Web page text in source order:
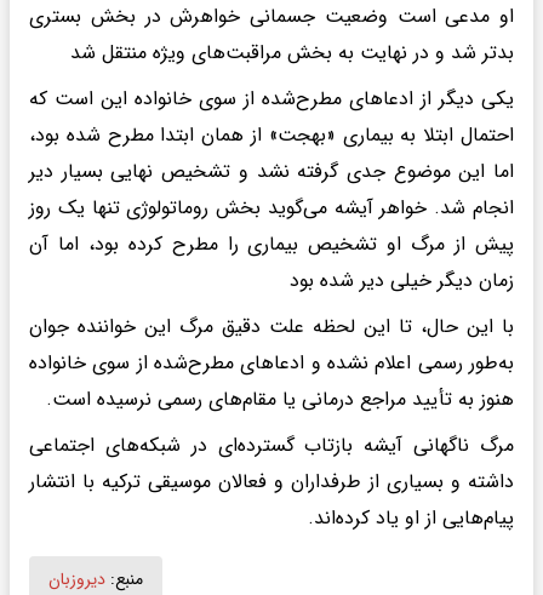
او مدعی است وضعیت جسمانی خواهرش در بخش بستری
بدتر شد و در نهایت به بخش مراقبت‌های ویژه منتقل شد
یکی دیگر از ادعاهای مطرح‌شده از سوی خانواده این است که
احتمال ابتلا به بیماری «بهجت» از همان ابتدا مطرح شده بود،
اما این موضوع جدی گرفته نشد و تشخیص نهایی بسیار دیر
انجام شد. خواهر آیشه می‌گوید بخش روماتولوژی تنها یک روز
پیش از مرگ او تشخیص بیماری را مطرح کرده بود، اما آن
زمان دیگر خیلی دیر شده بود
با این حال، تا این لحظه علت دقیق مرگ این خواننده جوان
به‌طور رسمی اعلام نشده و ادعاهای مطرح‌شده از سوی خانواده
هنوز به تأیید مراجع درمانی یا مقام‌های رسمی نرسیده است.
مرگ ناگهانی آیشه بازتاب گسترده‌ای در شبکه‌های اجتماعی
داشته و بسیاری از طرفداران و فعالان موسیقی ترکیه با انتشار
پیام‌هایی از او یاد کرده‌اند.
منبع: دیروزبان